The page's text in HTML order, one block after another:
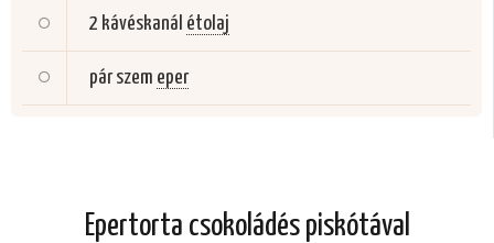
2 kávéskanál étolaj
pár szem eper
Epertorta csokoládés piskótával